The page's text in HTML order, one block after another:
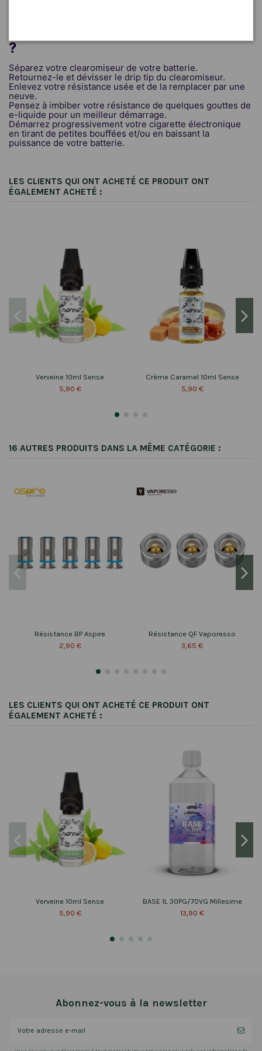
?
Séparez votre clearomiseur de votre batterie.
Retournez-le et dévisser le drip tip du clearomiseur.
Enlevez votre résistance usée et de la remplacer par une
neuve.
Pensez à imbiber votre résistance de quelques gouttes de
e-liquide pour un meilleur démarrage.
Démarrez progressivement votre cigarette électronique
en tirant de petites bouffées et/ou en baissant la
puissance de votre batterie.
LES CLIENTS QUI ONT ACHETÉ CE PRODUIT ONT
ÉGALEMENT ACHETÉ :
Verveine 10ml Sense
5,90 €
Crème Caramel 10ml Sense
5,90 €
16 AUTRES PRODUITS DANS LA MÊME CATÉGORIE :
Résistance BP Aspire
2,90 €
Résistance QF Vaporesso
3,65 €
LES CLIENTS QUI ONT ACHETÉ CE PRODUIT ONT
ÉGALEMENT ACHETÉ :
Verveine 10ml Sense
5,90 €
BASE 1L 30PG/70VG Millesime
13,90 €
Abonnez-vous à la newsletter